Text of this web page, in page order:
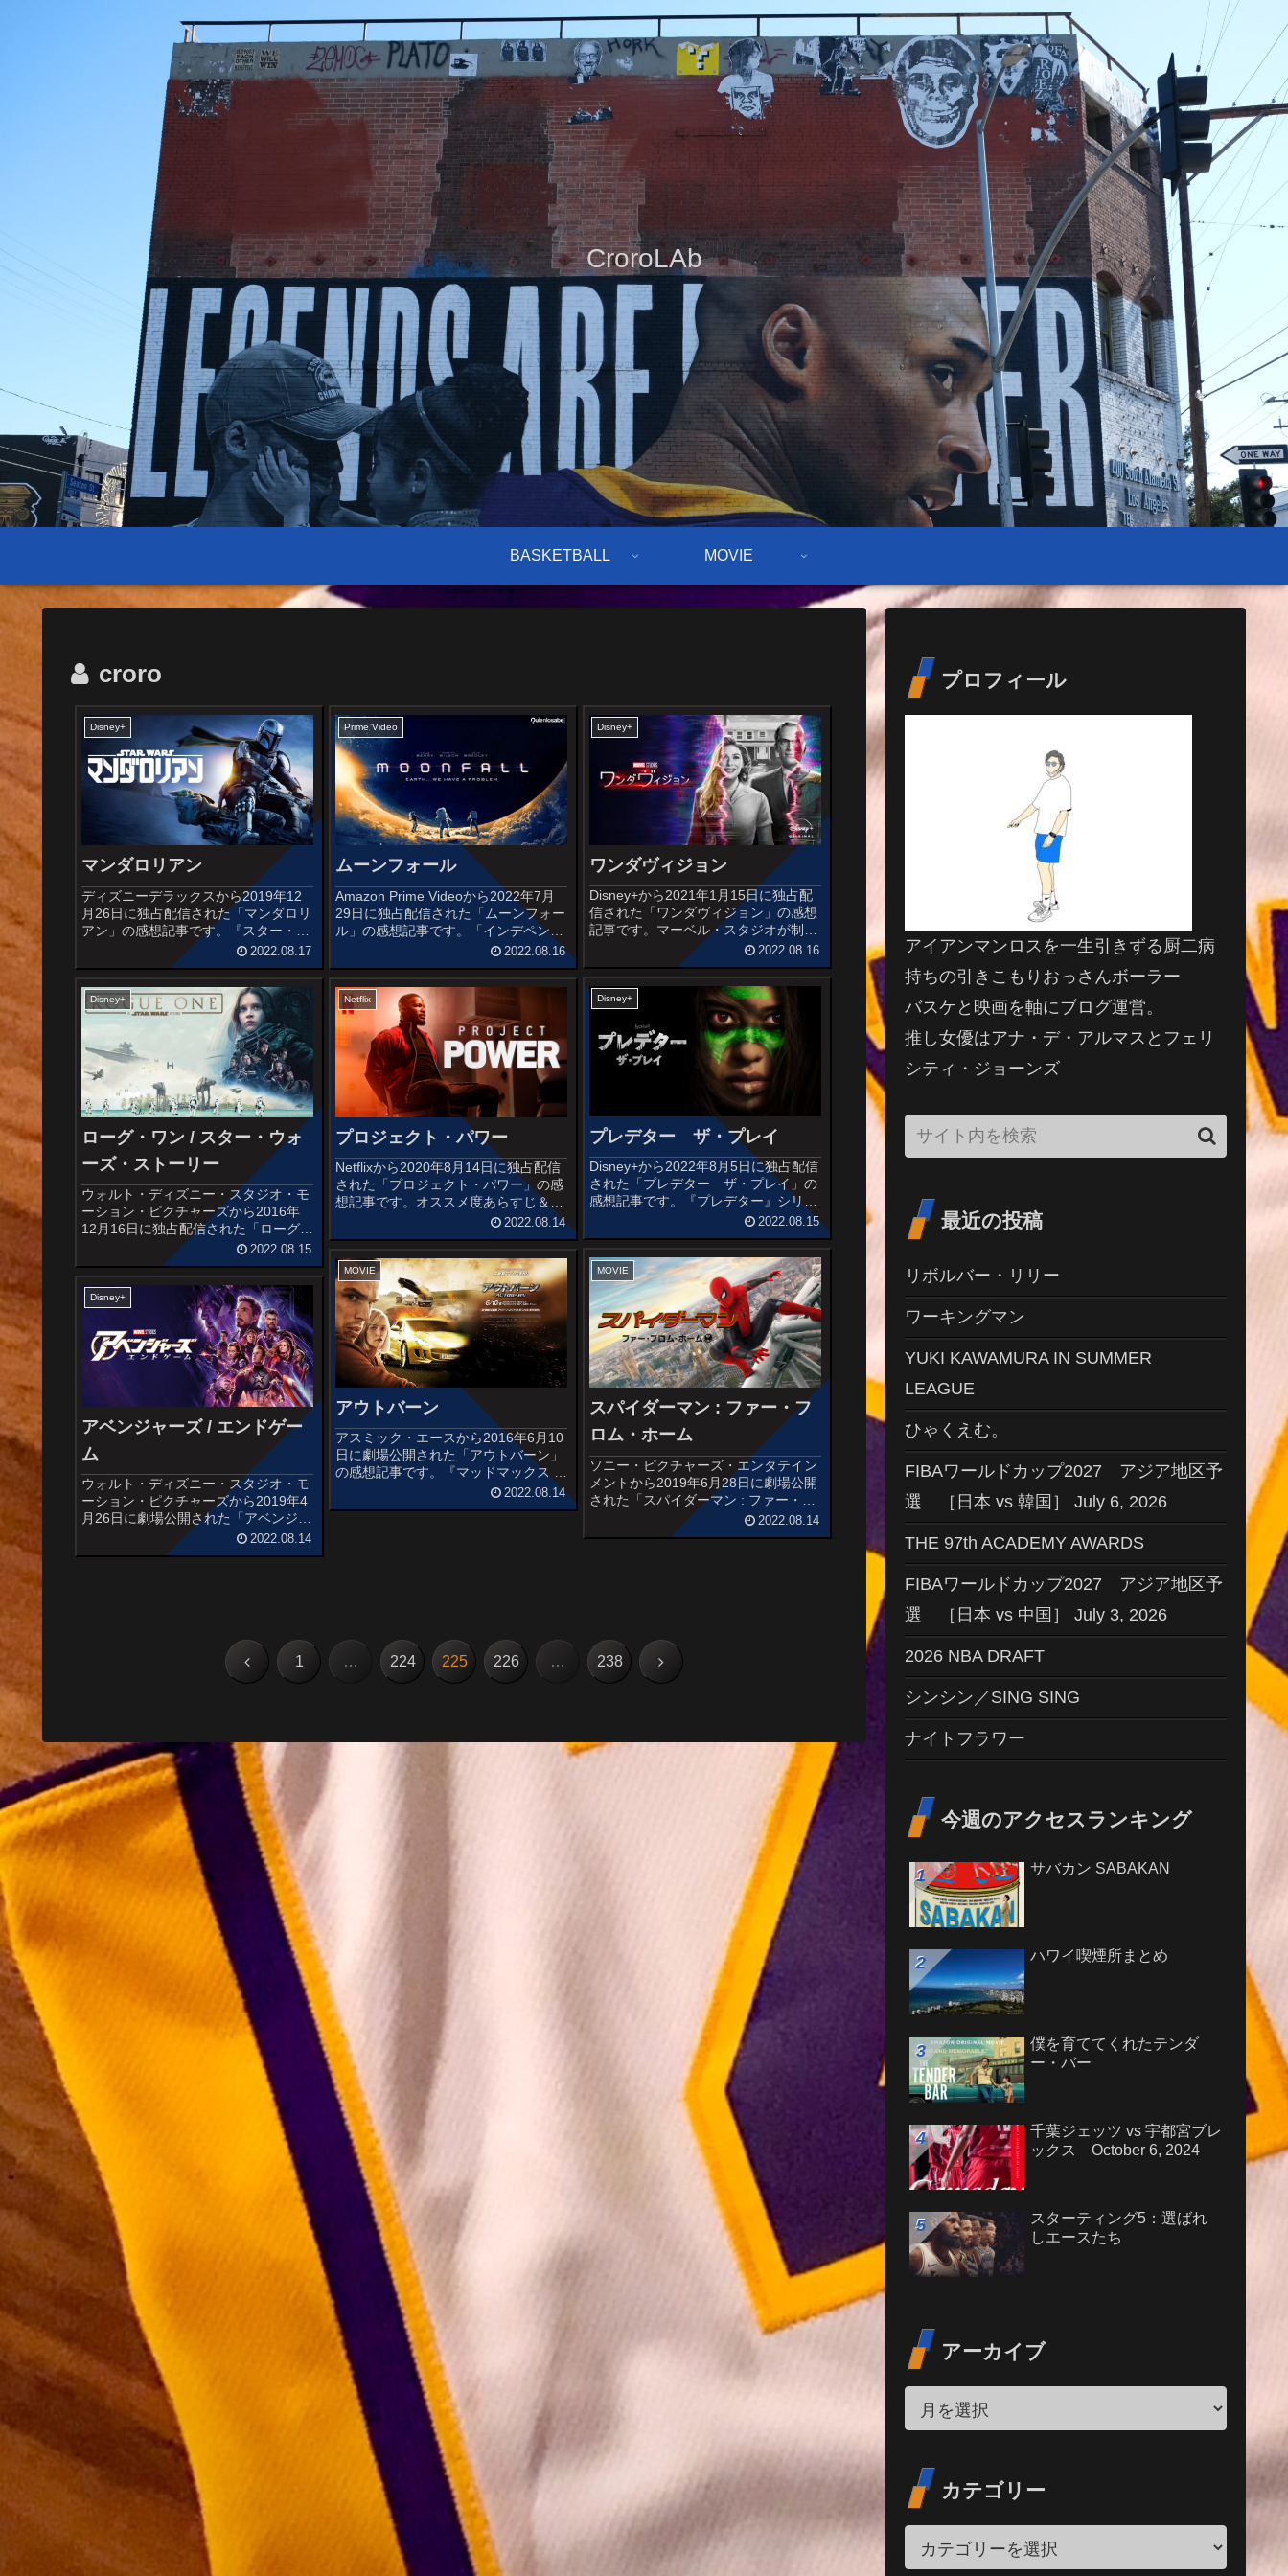
CroroLAb
BASKETBALL MOVIE
croro
Disney+
マンダロリアン
ディズニーデラックスから2019年12
月26日に独占配信された「マンダロリ
アン」の感想記事です。『スター・ウ
ォーズシリーズ』初となる実写ドラマ
作品です。時系列は『ジェダイの帰
還』から5年後、『フォースの覚醒』
の25年前ににあたる銀河帝国の崩...
2022.08.17
Prime Video
ムーンフォール
Amazon Prime Videoから2022年7月
29日に独占配信された「ムーンフォー
ル」の感想記事です。「インデペンデ
ンス・デイ」「デイ・アフター・トゥ
モロー」などのパニックアクション大
作で知られるローランド・エメリッヒ
監督が、月と地...
2022.08.16
Disney+
ワンダヴィジョン
Disney+から2021年1月15日に独占配
信された「ワンダヴィジョン」の感想
記事です。マーベル・スタジオが制作
するマーベル・シネマティック・ユニ
バース（MCU）の1作目のテレビ・シ
リーズで、同フランチャイズの映画と
連続性を共有し、映画『...
2022.08.16
Disney+
プレデター ザ・プレイ
Disney+から2022年8月5日に独占配信
された「プレデター ザ・プレイ」の
感想記事です。『プレデター』シリー
ズの第5弾となる作品です。これまで
のシリーズ作品の前日譚となり、プレ
デターの地球への最初の旅が描かれて
います。オススメ度あらす...
2022.08.15
Disney+
ローグ・ワン / スター・ウォ
ーズ・ストーリー
ウォルト・ディズニー・スタジオ・モ
ーション・ピクチャーズから2016年
12月16日に独占配信された「ローグ・
ワン」の感想記事です。「スター・ウ
ォーズ」アンソロジー・シリーズの第
1作目であり、『スター・ウォーズ エ
ピソード4/新たなる希望』（...
2022.08.15
Netflix
プロジェクト・パワー
Netflixから2020年8月14日に独占配信
された「プロジェクト・パワー」の感
想記事です。オススメ度あらすじ＆予
告編5分間のスーパーパワー。薬を飲
むことで発揮できるそのパワーを悪用
する輩たちにより街は犯罪で溢れる
が、地元の刑事現地、密売...
2022.08.14
MOVIE
スパイダーマン : ファー・フ
ロム・ホーム
ソニー・ピクチャーズ・エンタテイン
メントから2019年6月28日に劇場公開
された「スパイダーマン : ファー・フ
ロム・ホーム」の感想記事です。「ス
パイダーマン」の実写映画化作品とし
2022.08.14
MOVIE
アウトバーン
アスミック・エースから2016年6月10
日に劇場公開された「アウトバーン」
の感想記事です。『マッドマックス 怒
りのデス・ロード』のニコラス・ホル
トが主演で、恋人を救うために高級車
2022.08.14
Disney+
アベンジャーズ / エンドゲー
ム
ウォルト・ディズニー・スタジオ・モ
ーション・ピクチャーズから2019年4
月26日に劇場公開された「アベンジャ
ーズ / エンドゲーム」の感想記事で
す。マーベル・コミックのスーパーヒ
2022.08.14
前 1 … 224 225 226 … 238 次
プロフィール
アイアンマンロスを一生引きずる厨二病
持ちの引きこもりおっさんボーラー
バスケと映画を軸にブログ運営。
推し女優はアナ・デ・アルマスとフェリ
シティ・ジョーンズ
最近の投稿
リボルバー・リリー
ワーキングマン
YUKI KAWAMURA IN SUMMER
LEAGUE
ひゃくえむ。
FIBAワールドカップ2027 アジア地区予
選 ［日本 vs 韓国］ July 6, 2026
THE 97th ACADEMY AWARDS
FIBAワールドカップ2027 アジア地区予
選 ［日本 vs 中国］ July 3, 2026
2026 NBA DRAFT
シンシン／SING SING
ナイトフラワー
今週のアクセスランキング
サバカン SABAKAN
ハワイ喫煙所まとめ
僕を育ててくれたテンダ
ー・バー
千葉ジェッツ vs 宇都宮ブレ
ックス October 6, 2024
スターティング5：選ばれ
しエースたち
アーカイブ
カテゴリー